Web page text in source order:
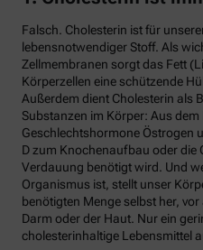
Falsch. Cholesterin ist für
lebensnotwendiger Stoff. Als
Zellmembranen sorgt das Fett
Körperzellen eine schützende
Außerdem dient Cholesterin als
Substanzen im Körper: Aus
Geschlechtshormone Östrogen
D zum Knochenaufbau oder die
Verdauung benötigt wird. Und
Organismus ist, stellt unser
benötigten Menge selbst her,
Darm oder der Haut. Nur ein
cholesterinhaltige Lebensmittel